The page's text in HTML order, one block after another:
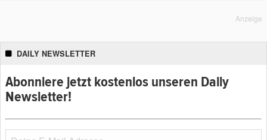
Anzeige
DAILY NEWSLETTER
Abonniere jetzt kostenlos unseren Daily
Newsletter!